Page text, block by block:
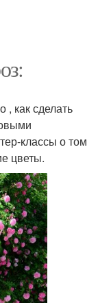
как сделать
классы о том
цветы.